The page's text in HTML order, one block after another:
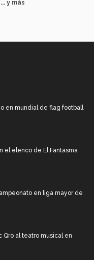
y más
en mundial de flag football
el elenco de El Fantasma
en liga mayor de
Qro al teatro musical en